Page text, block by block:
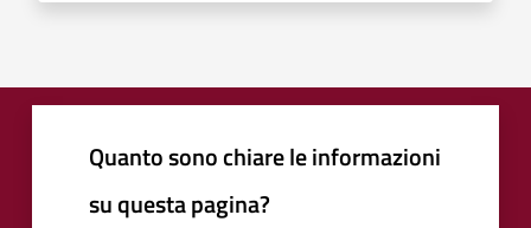
Quanto sono chiare le informazioni
su questa pagina?